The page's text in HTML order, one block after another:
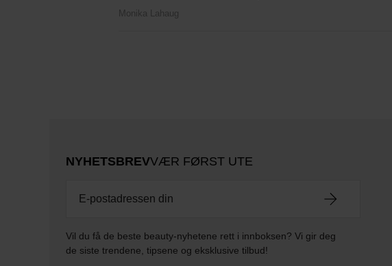
Monika Lahaug
NYHETSBREVVÆR FØRST UTE
Vil du få de beste beauty-nyhetene rett i innboksen? Vi gir deg
de siste trendene, tipsene og eksklusive tilbud!